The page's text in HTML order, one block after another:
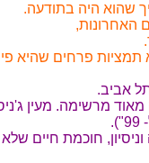
שהוא היה בתודעה.
האחרונות,
תמציות פרחים שהיא
אביב.
מרשימה. מעין ג'ניס
חוכמת חיים